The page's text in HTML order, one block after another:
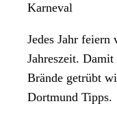
Karneval
Jedes Jahr
Jahreszeit.
Brände getrübt
Dortmund Tipps.